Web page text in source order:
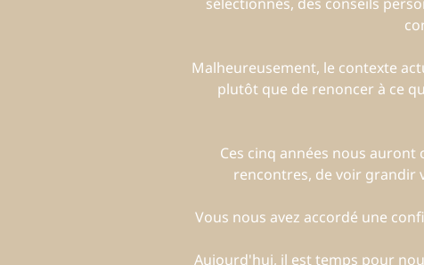
Malheureusement, le contexte
plutôt que de renoncer à ce
Ces cinq années nous
rencontres, de voir grandir
Vous nous avez accordé une
Aujourd'hui, il est temps pour